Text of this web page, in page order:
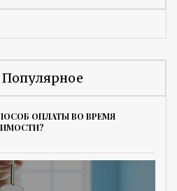
ОПЛАТЫ ВО ВРЕМЯ